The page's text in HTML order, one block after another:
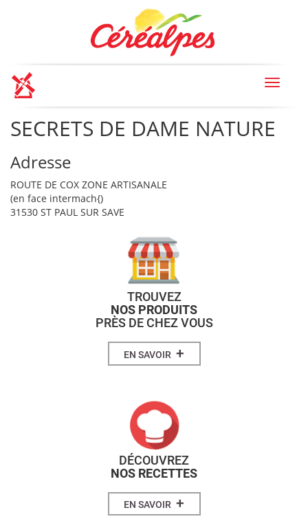
Toggle
SECRETS DE DAME NATURE
Adresse
ROUTE DE COX ZONE ARTISANALE
(en face intermach{)
31530 ST PAUL SUR SAVE
TROUVEZ
NOS PRODUITS
PRÈS DE CHEZ VOUS
EN SAVOIR +
DÉCOUVREZ
NOS RECETTES
EN SAVOIR +